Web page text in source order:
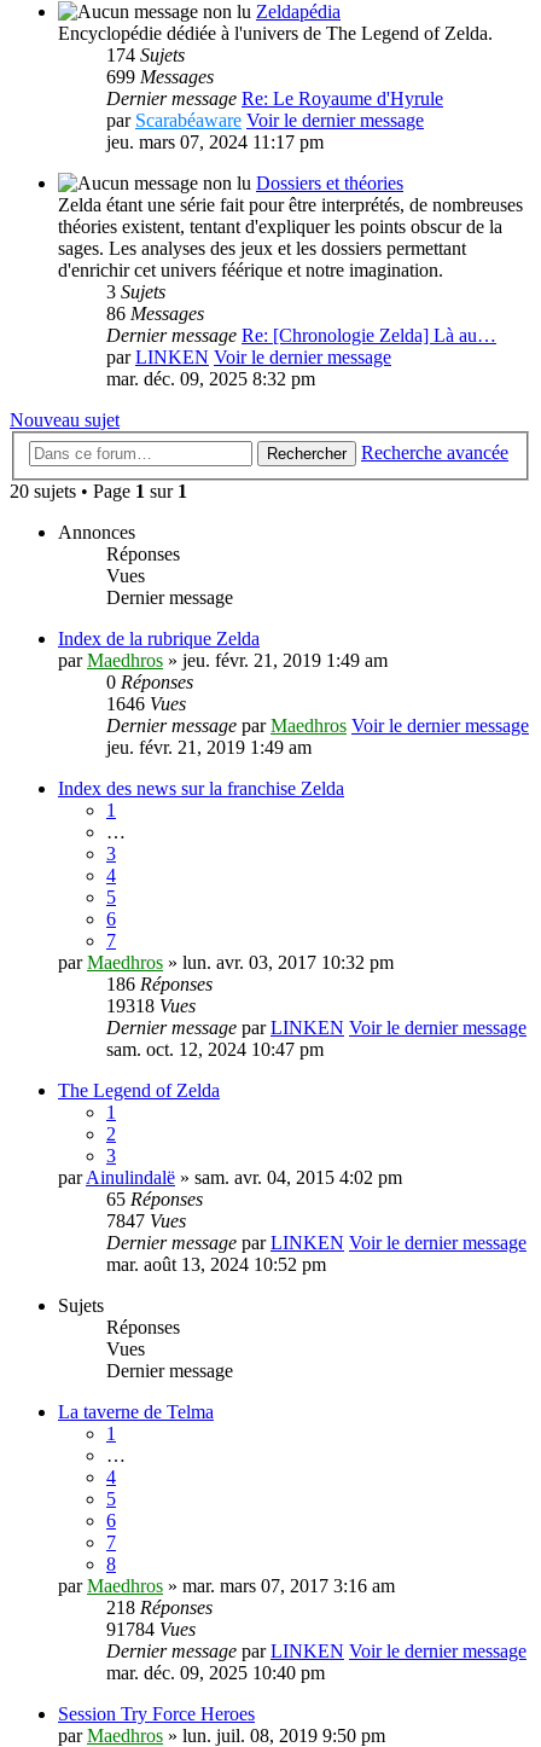
Zeldapédia
Encyclopédie dédiée à l'univers de The Legend of Zelda.
174 Sujets
699 Messages
Dernier message Re: Le Royaume d'Hyrule
par Scarabéaware Voir le dernier message
jeu. mars 07, 2024 11:17 pm
Dossiers et théories
Zelda étant une série fait pour être interprétés, de nombreuses
théories existent, tentant d'expliquer les points obscur de la
sages. Les analyses des jeux et les dossiers permettant
d'enrichir cet univers féérique et notre imagination.
3 Sujets
86 Messages
Dernier message Re: [Chronologie Zelda] Là au…
parLINKEN Voir le dernier message
mar. déc. 09, 2025 8:32 pm
Nouveau sujet
Rechercher
Recherche avancée
20 sujets • Page 1 sur 1
Annonces
Réponses
Vues
Dernier message
Index de la rubrique Zelda
parMaedhros » jeu. févr. 21, 2019 1:49 am
0 Réponses
1646 Vues
Dernier message parMaedhros Voir le dernier message
jeu. févr. 21, 2019 1:49 am
Index des news sur la franchise Zelda
1
…
3
4
5
6
7
parMaedhros » lun. avr. 03, 2017 10:32 pm
186 Réponses
19318 Vues
Dernier message parLINKEN Voir le dernier message
sam. oct. 12, 2024 10:47 pm
The Legend of Zelda
1
2
3
parAinulindalë » sam. avr. 04, 2015 4:02 pm
65 Réponses
7847 Vues
Dernier message parLINKEN Voir le dernier message
mar. août 13, 2024 10:52 pm
Sujets
Réponses
Vues
Dernier message
La taverne de Telma
1
…
4
5
6
7
8
parMaedhros » mar. mars 07, 2017 3:16 am
218 Réponses
91784 Vues
Dernier message parLINKEN Voir le dernier message
mar. déc. 09, 2025 10:40 pm
Session Try Force Heroes
parMaedhros » lun. juil. 08, 2019 9:50 pm